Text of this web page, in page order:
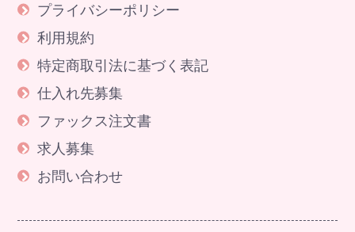
プライバシーポリシー
利用規約
特定商取引法に基づく表記
仕入れ先募集
ファックス注文書
求人募集
お問い合わせ